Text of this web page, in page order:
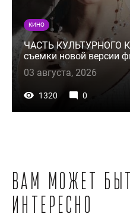
КИНО
ЧАСТЬ КУЛЬТУРНОГО
съемки новой версии
03 августа, 2026
1320 0
Вам может
интересно